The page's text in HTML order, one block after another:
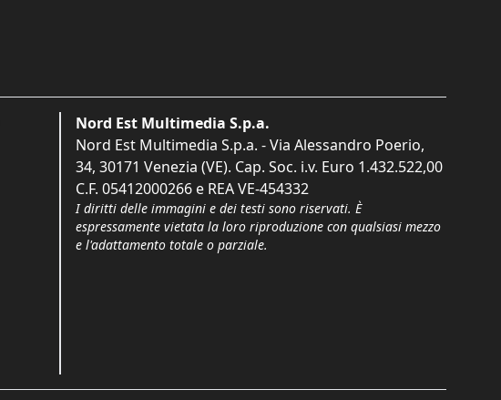
Nord Est Multimedia S.p.a.
Nord Est Multimedia S.p.a. - Via Alessandro Poerio,
34, 30171 Venezia (VE). Cap. Soc. i.v. Euro 1.432.522,00
C.F. 05412000266 e REA VE-454332
I diritti delle immagini e dei testi sono riservati. È
espressamente vietata la loro riproduzione con qualsiasi mezzo
e l'adattamento totale o parziale.